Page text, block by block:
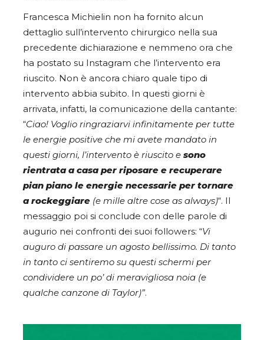
Francesca Michielin non ha fornito alcun
dettaglio sull’intervento chirurgico nella sua
precedente dichiarazione e nemmeno ora che
ha postato su Instagram che l’intervento era
riuscito. Non è ancora chiaro quale tipo di
intervento abbia subito. In questi giorni è
arrivata, infatti, la comunicazione della cantante:
“Ciao! Voglio ringraziarvi infinitamente per tutte
le energie positive che mi avete mandato in
questi giorni, l’intervento è riuscito e sono
rientrata a casa per riposare e recuperare
pian piano le energie necessarie per tornare
a rockeggiare (e mille altre cose as always)“. Il
messaggio poi si conclude con delle parole di
augurio nei confronti dei suoi followers: “Vi
auguro di passare un agosto bellissimo. Di tanto
in tanto ci sentiremo su questi schermi per
condividere un po’ di meravigliosa noia (e
qualche canzone di Taylor)”.